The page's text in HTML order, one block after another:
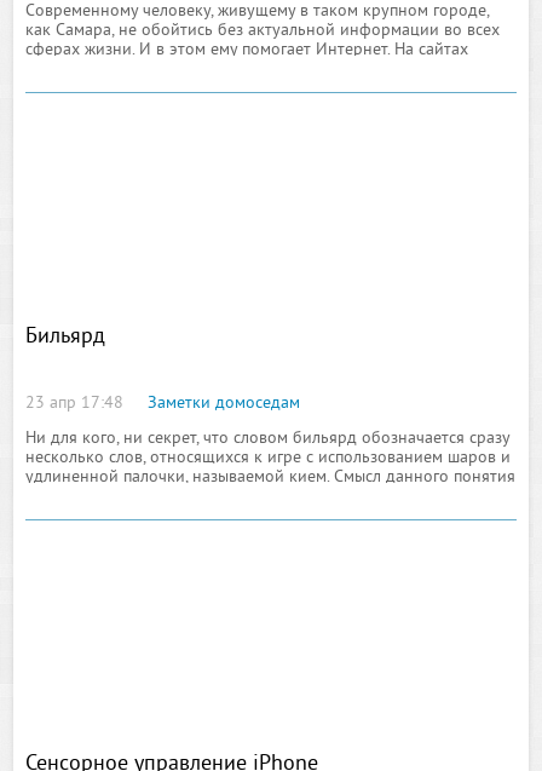
Современному человеку, живущему в таком крупном городе,
как Самара, не обойтись без актуальной информации во всех
сферах жизни. И в этом ему помогает Интернет. На сайтах
Бильярд
23 апр 17:48
Заметки домоседам
Ни для кого, ни секрет, что словом бильярд обозначается сразу
несколько слов, относящихся к игре с использованием шаров и
удлиненной палочки, называемой кием. Смысл данного понятия
Сенсорное управление iPhone